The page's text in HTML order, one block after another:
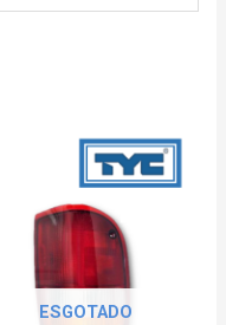
ESGOTADO